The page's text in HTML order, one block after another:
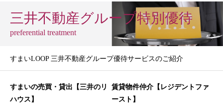
三井不動産グループ特別優待
preferential treatment
すまいLOOP 三井不動産グループ優待サービスのご紹介
すまいの売買・貸出【三井のリ
ハウス】
賃貸物件仲介【レジデントファ
ースト】